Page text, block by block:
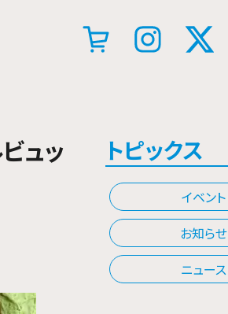
ュッ
トピックス
イベント
お知らせ
ニュース